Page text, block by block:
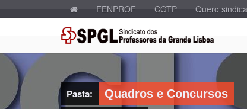
FENPROF CGTP Quero
Pasta: Quadros e Concursos